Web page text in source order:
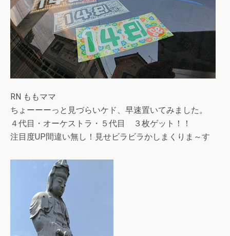
RN ももママ
ちょーーーっと見づらいケド、早速置いてみました。
４代目・オーケストラ・５代目 ３枚ゲット！！
注目度UP間違い無し！見せビラビラかしまくりま～す